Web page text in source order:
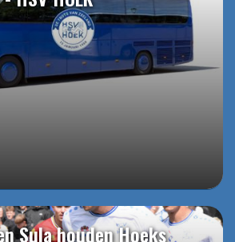
Sula houden Hoeks